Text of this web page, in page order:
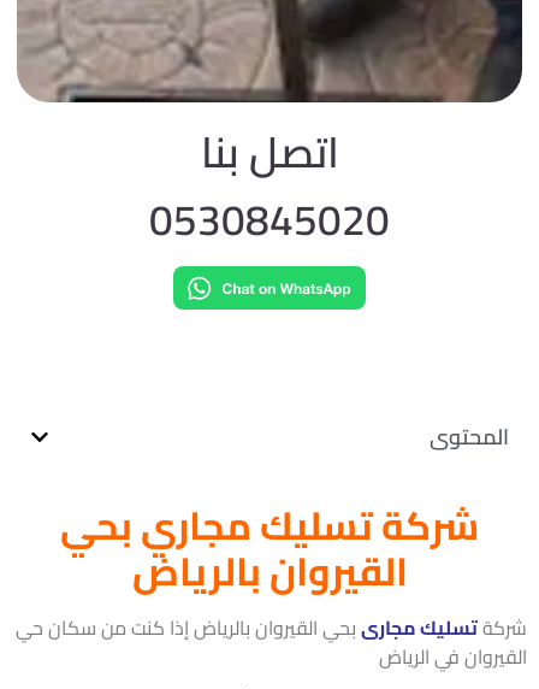
اتصل بنا
0530845020
شركة تسليك مجاري بحي
القيروان بالرياض
تسليك مجارىبحي القيروان بالرياض إذا كنت من سكان حي
في الرياض